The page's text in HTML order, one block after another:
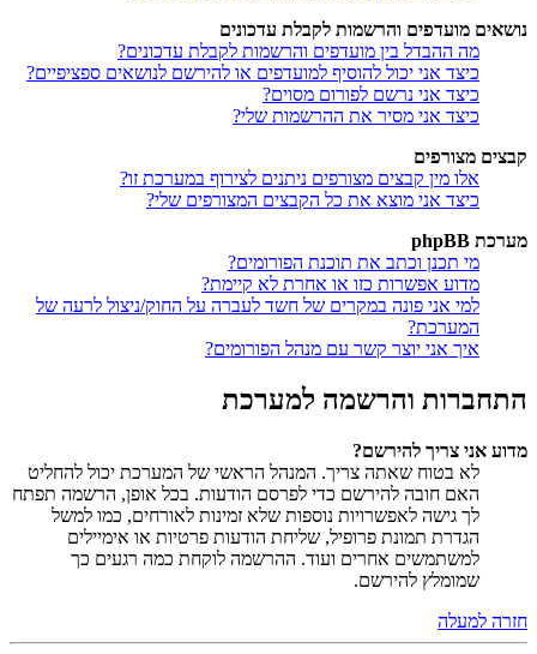
נושאים מועדפים והרשמות לקבלת עדכונים
מה ההבדל בין מועדפים והרשמות לקבלת עדכונים?
כיצד אני יכול להוסיף למועדפים או להירשם לנושאים ספציפיים?
כיצד אני נרשם לפורום מסוים?
כיצד אני מסיר את ההרשמות שלי?
קבצים מצורפים
אלו מין קבצים מצורפים ניתנים לצירוף במערכת זו?
כיצד אני מוצא את כל הקבצים המצורפים שלי?
מערכת phpBB
מי תכנן וכתב את תוכנת הפורומים?
מדוע אפשרות כזו או אחרת לא קיימת?
למי אני פונה במקרים של חשד לעברה על החוק/ניצול לרעה של
המערכת?
איך אני יוצר קשר עם מנהל הפורומים?
התחברות והרשמה למערכת
מדוע אני צריך להירשם?
לא בטוח שאתה צריך. המנהל הראשי של המערכת יכול להחליט
האם חובה להירשם כדי לפרסם הודעות. בכל אופן, הרשמה תפתח
לך גישה לאפשרויות נוספות שלא זמינות לאורחים, כמו למשל
הגדרת תמונת פרופיל, שליחת הודעות פרטיות או אימיילים
למשתמשים אחרים ועוד. ההרשמה לוקחת כמה רגעים כך
שמומלץ להירשם.
חזרה למעלה